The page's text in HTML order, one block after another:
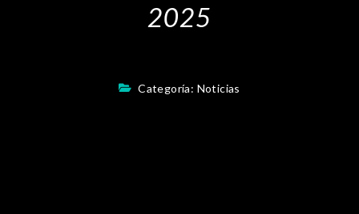
2025
Categoría: Noticias